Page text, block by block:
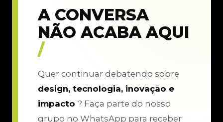
A CONVERSA
NÃO ACABA AQUI
/
Quer continuar debatendo sobre
design, tecnologia, inovação e
impacto ? Faça parte do nosso
grupo no WhatsApp para receber